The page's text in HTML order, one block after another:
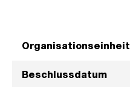
Organisationseinheit
Beschlussdatum